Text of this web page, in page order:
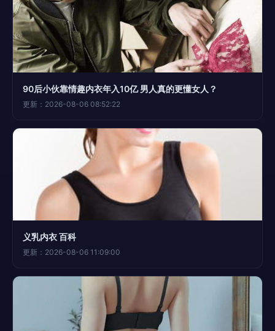
90后小伙靠情趣内衣年入10亿 男人真的更懂女人？
更新：2026-08-06 08:52:22
义乳内衣 百科
更新：2026-08-06 11:09:00